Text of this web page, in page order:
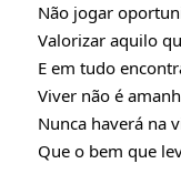
Não jogar
Valorizar aquilo
E em tudo
Viver não é
Nunca haverá na
Que o bem que